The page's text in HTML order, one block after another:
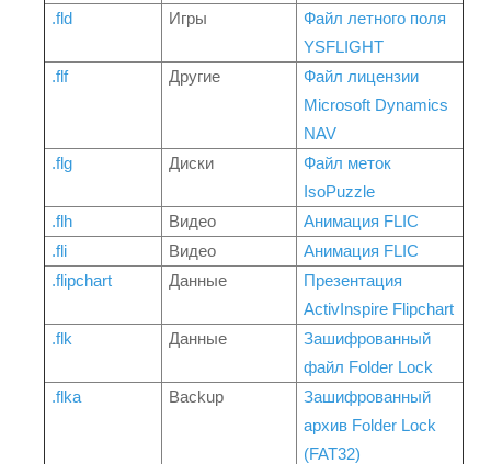
.fld
Игры
Файл летного поля
YSFLIGHT
.flf
Другие
Файл лицензии
Microsoft Dynamics
NAV
.flg
Диски
Файл меток
IsoPuzzle
.flh
Видео
Анимация FLIC
.fli
Видео
Анимация FLIC
.flipchart
Данные
Презентация
ActivInspire Flipchart
.flk
Данные
Зашифрованный
файл Folder Lock
.flka
Backup
Зашифрованный
архив Folder Lock
(FAT32)